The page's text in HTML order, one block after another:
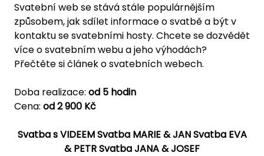
Svatební web se stává stále populárnějším
způsobem, jak sdílet informace o svatbě a být v
kontaktu se svatebními hosty. Chcete se dozvědět
více o svatebním webu a jeho výhodách?
Přečtěte si článek o svatebních webech.
Doba realizace: od 5 hodin
Cena: od 2 900 Kč
Svatba s VIDEEMSvatba MARIE & JANSvatba EVA
& PETRSvatba JANA & JOSEF